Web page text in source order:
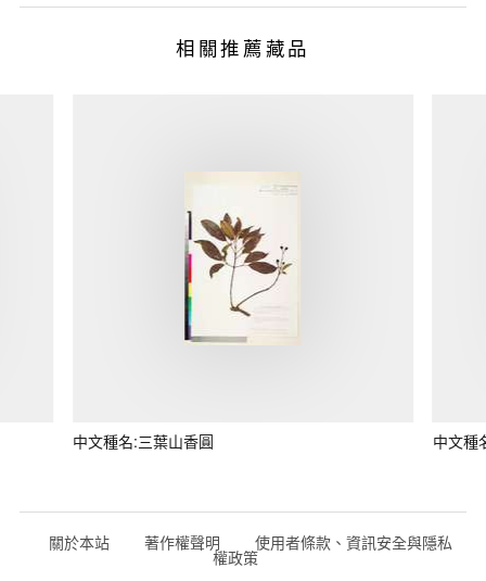
相關推薦藏品
中文種名:三葉山香圓 中文種
關於本站 著作權聲明 使用者條款、資訊安全與隱私
權政策